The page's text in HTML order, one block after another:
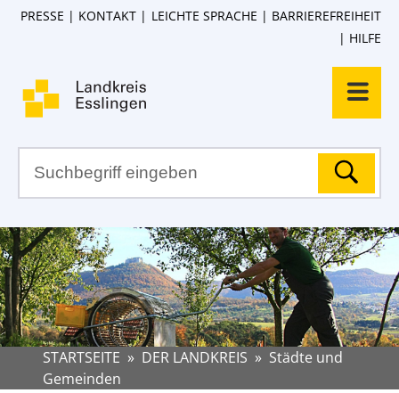
PRESSE KONTAKT LEICHTE SPRACHE
BARRIEREFREIHEIT
HILFE
STARTSEITE » DER LANDKREIS » Städte und
Gemeinden